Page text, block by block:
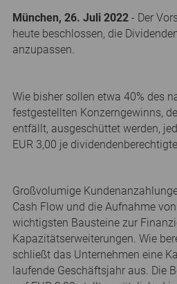
München, 26. Juli 2022 - Der
heute beschlossen, die
anzupassen.
Wie bisher sollen etwa 40% des
festgestellten Konzerngewinns,
entfällt, ausgeschüttet werden,
EUR 3,00 je
Großvolumige
Cash Flow und die Aufnahme
wichtigsten Bausteine zur
Kapazitätserweiterungen. Wie
schließt das Unternehmen eine
laufende Geschäftsjahr aus. Die